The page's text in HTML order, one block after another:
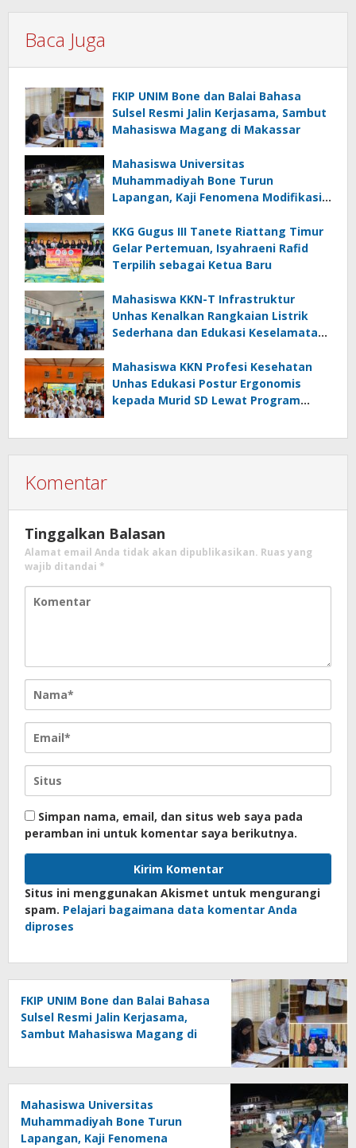
Baca Juga
FKIP UNIM Bone dan Balai Bahasa
Sulsel Resmi Jalin Kerjasama, Sambut
Mahasiswa Magang di Makassar
Mahasiswa Universitas
Muhammadiyah Bone Turun
Lapangan, Kaji Fenomena Modifikasi
FOTOFOBIA
KKG Gugus III Tanete Riattang Timur
Gelar Pertemuan, Isyahraeni Rafid
Terpilih sebagai Ketua Baru
Mahasiswa KKN-T Infrastruktur
Unhas Kenalkan Rangkaian Listrik
Sederhana dan Edukasi Keselamatan
Langkeang
Mahasiswa KKN Profesi Kesehatan
Unhas Edukasi Postur Ergonomis
kepada Murid SD Lewat Program
Komentar
Tinggalkan Balasan
Alamat email Anda tidak akan dipublikasikan. Ruas yang
wajib ditandai *
Simpan nama, email, dan situs web saya pada
peramban ini untuk komentar saya berikutnya.
Situs ini menggunakan Akismet untuk mengurangi
spam. Pelajari bagaimana data komentar Anda
diproses
FKIP UNIM Bone dan Balai Bahasa
Sulsel Resmi Jalin Kerjasama,
Sambut Mahasiswa Magang di
Mahasiswa Universitas
Muhammadiyah Bone Turun
Lapangan, Kaji Fenomena